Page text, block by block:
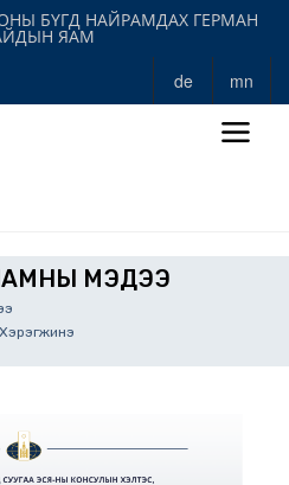
БҮГД НАЙРАМДАХ ГЕРМАН
ЯАМ
de mn
МЭДЭЭ